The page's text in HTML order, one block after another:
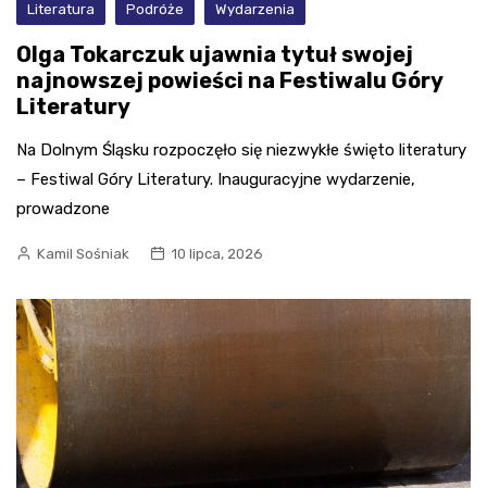
Literatura Podróże Wydarzenia
Olga Tokarczuk ujawnia tytuł swojej
najnowszej powieści na Festiwalu Góry
Literatury
Na Dolnym Śląsku rozpoczęło się niezwykłe święto literatury
– Festiwal Góry Literatury. Inauguracyjne wydarzenie,
prowadzone
Kamil Sośniak 10 lipca, 2026